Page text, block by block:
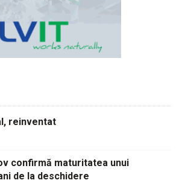
reinventat
confirmă maturitatea unui
de la deschidere